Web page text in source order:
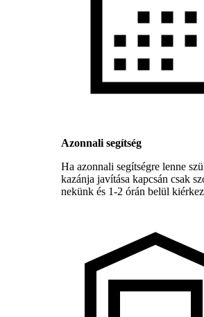
Azonnali segítség
Ha azonnali segítségre lenne
kazánja javítása kapcsán csak
nekünk és 1-2 órán belül